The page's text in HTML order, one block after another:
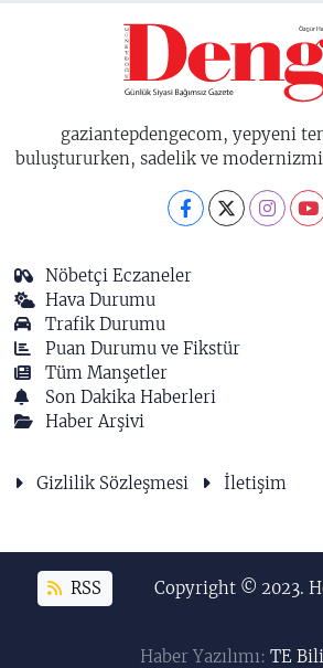
gaziantepdengecom, yepyeni
buluştururken, sadelik ve
Nöbetçi Eczaneler
Hava Durumu
Trafik Durumu
Puan Durumu ve Fikstür
Tüm Manşetler
Son Dakika Haberleri
Haber Arşivi
Gizlilik Sözleşmesi İletişim
RSS Copyright © 2023.
Haber Yazılımı: TE